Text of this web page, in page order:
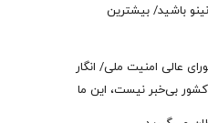
باشید/ بیشترین
عالی امنیت ملی/ انگار
بی‌خبر نیست، این ما